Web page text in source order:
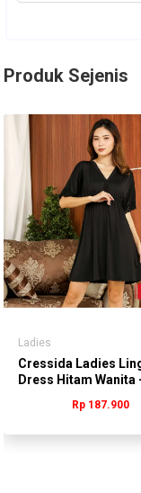
Produk Sejenis
Ladies
Cressida Ladies
Dress Hitam Wanita
Rp 187.900